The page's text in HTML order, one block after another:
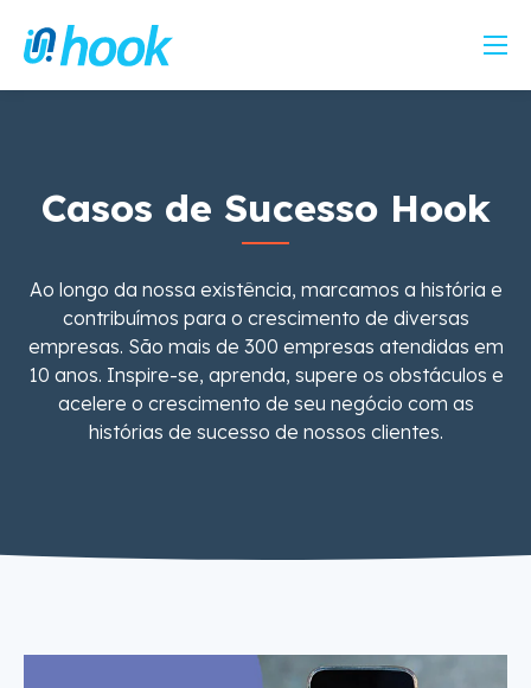
Casos de Sucesso Hook
Ao longo da nossa existência, marcamos a história e
contribuímos para o crescimento de diversas
empresas. São mais de 300 empresas atendidas em
10 anos. Inspire-se, aprenda, supere os obstáculos e
acelere o crescimento de seu negócio com as
histórias de sucesso de nossos clientes.